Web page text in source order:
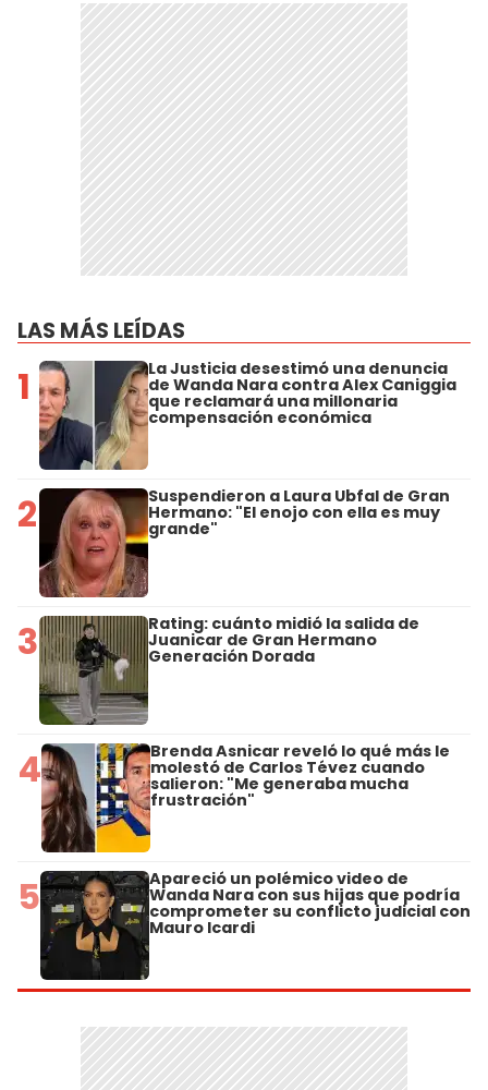
LAS MÁS LEÍDAS
1 La Justicia desestimó una denuncia
de Wanda Nara contra Alex Caniggia
que reclamará una millonaria
compensación económica
2 Suspendieron a Laura Ubfal de Gran
Hermano: "El enojo con ella es muy
grande"
3 Rating: cuánto midió la salida de
Juanicar de Gran Hermano
Generación Dorada
4 Brenda Asnicar reveló lo qué más le
molestó de Carlos Tévez cuando
salieron: "Me generaba mucha
frustración"
5 Apareció un polémico video de
Wanda Nara con sus hijas que podría
comprometer su conflicto judicial con
Mauro Icardi